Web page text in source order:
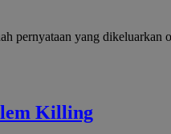
pernyataan yang dikeluarkan
Killing